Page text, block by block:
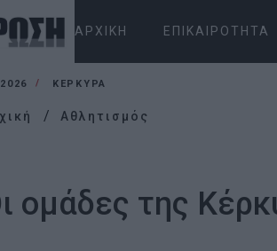
ΑΡΧΙΚΉ ΕΠΙΚΑΙΡΌΤΗΤΑ
ΚΕΡΚΥΡΑ
Αθλητισμός
ομάδες της